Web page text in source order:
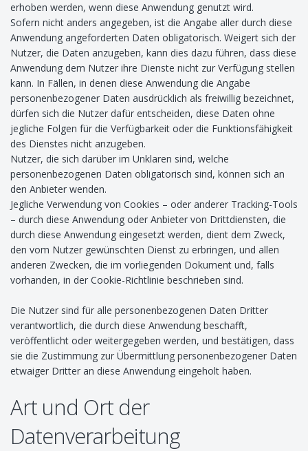
erhoben werden, wenn diese Anwendung genutzt wird.
Sofern nicht anders angegeben, ist die Angabe aller durch diese
Anwendung angeforderten Daten obligatorisch. Weigert sich der
Nutzer, die Daten anzugeben, kann dies dazu führen, dass diese
Anwendung dem Nutzer ihre Dienste nicht zur Verfügung stellen
kann. In Fällen, in denen diese Anwendung die Angabe
personenbezogener Daten ausdrücklich als freiwillig bezeichnet,
dürfen sich die Nutzer dafür entscheiden, diese Daten ohne
jegliche Folgen für die Verfügbarkeit oder die Funktionsfähigkeit
des Dienstes nicht anzugeben.
Nutzer, die sich darüber im Unklaren sind, welche
personenbezogenen Daten obligatorisch sind, können sich an
den Anbieter wenden.
Jegliche Verwendung von Cookies – oder anderer Tracking-Tools
– durch diese Anwendung oder Anbieter von Drittdiensten, die
durch diese Anwendung eingesetzt werden, dient dem Zweck,
den vom Nutzer gewünschten Dienst zu erbringen, und allen
anderen Zwecken, die im vorliegenden Dokument und, falls
vorhanden, in der Cookie-Richtlinie beschrieben sind.
Die Nutzer sind für alle personenbezogenen Daten Dritter
verantwortlich, die durch diese Anwendung beschafft,
veröffentlicht oder weitergegeben werden, und bestätigen, dass
sie die Zustimmung zur Übermittlung personenbezogener Daten
etwaiger Dritter an diese Anwendung eingeholt haben.
Art und Ort der
Datenverarbeitung